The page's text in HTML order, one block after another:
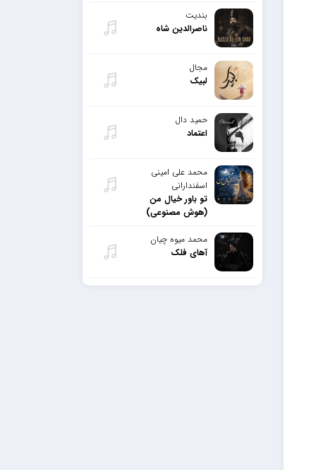
بندیت
ناصرالدین شاه
مجال
لبیک
حمید دال
اعتماد
محمد علی امینی
اسفندارانی
تو باور خیال من
(هوش مصنوعی)
محمد میوه چیان
آهای فلک